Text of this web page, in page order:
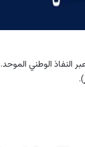
النفاذ الوطني الموحد.
).